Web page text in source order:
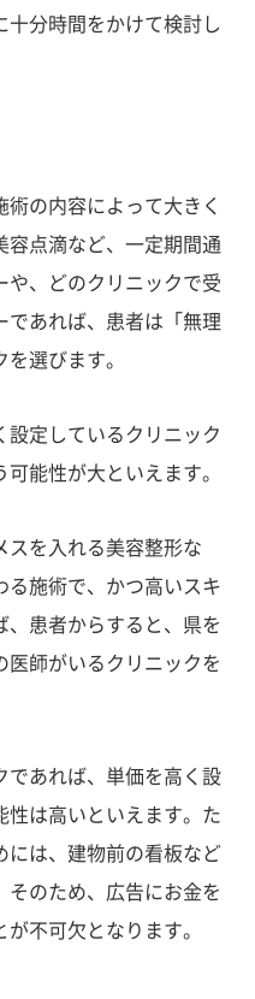
十分時間をかけて検討し
の内容によって大きく
容点滴など、一定期間通
や、どのクリニックで受
であれば、患者は「無理
選びます。
設定しているクリニック
能性が大といえます。
スを入れる美容整形な
る施術で、かつ高いスキ
、患者からすると、県を
医師がいるクリニックを
であれば、単価を高く設
性は高いといえます。た
には、建物前の看板など
そのため、広告にお金を
不可欠となります。